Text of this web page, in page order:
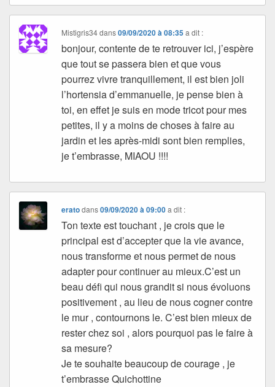
Mistigris34dans09/09/2020 à 08:35 a dit :
bonjour, contente de te retrouver ici, j’espère
que tout se passera bien et que vous
pourrez vivre tranquillement, il est bien joli
l’hortensia d’emmanuelle, je pense bien à
toi, en effet je suis en mode tricot pour mes
petites, il y a moins de choses à faire au
jardin et les après-midi sont bien remplies,
je t’embrasse, MIAOU !!!!
eratodans09/09/2020 à 09:00 a dit :
Ton texte est touchant , je crois que le
principal est d’accepter que la vie avance,
nous transforme et nous permet de nous
adapter pour continuer au mieux.C’est un
beau défi qui nous grandit si nous évoluons
positivement , au lieu de nous cogner contre
le mur , contournons le. C’est bien mieux de
rester chez soi , alors pourquoi pas le faire à
sa mesure?
Je te souhaite beaucoup de courage , je
t’embrasse Quichottine